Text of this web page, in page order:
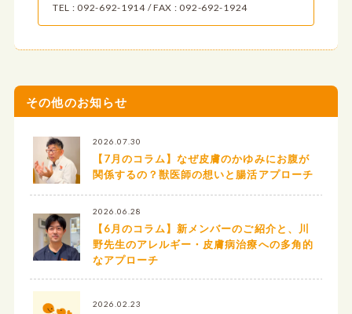
TEL : 092-692-1914 / FAX : 092-692-1924
その他のお知らせ
2026.07.30
【7月のコラム】なぜ皮膚のかゆみにお腹が
関係するの？獣医師の想いと腸活アプローチ
2026.06.28
【6月のコラム】新メンバーのご紹介と、川
野先生のアレルギー・皮膚病治療への多角的
なアプローチ
2026.02.23